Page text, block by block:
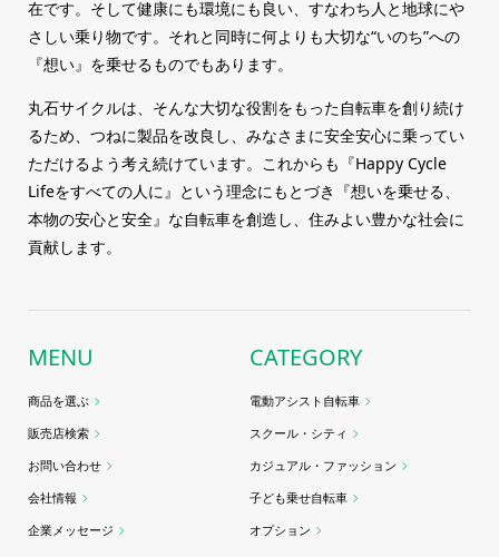
在です。そして健康にも環境にも良い、すなわち人と地球にや
さしい乗り物です。それと同時に何よりも大切な“いのち”への
『想い』を乗せるものでもあります。
丸石サイクルは、そんな大切な役割をもった自転車を創り続け
るため、つねに製品を改良し、みなさまに安全安心に乗ってい
ただけるよう考え続けています。これからも『Happy Cycle
Lifeをすべての人に』という理念にもとづき『想いを乗せる、
本物の安心と安全』な自転車を創造し、住みよい豊かな社会に
貢献します。
MENU
商品を選ぶ
販売店検索
お問い合わせ
会社情報
企業メッセージ
CATEGORY
電動アシスト自転車
スクール・シティ
カジュアル・ファッション
子ども乗せ自転車
オプション